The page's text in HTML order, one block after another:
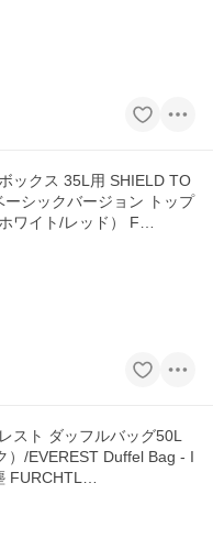
ックス 35L用 SHIELD TO
ーシックバージョン トップ
ワイト/レッド） F…
スト ダッフルバッグ50L
）/EVEREST Duffel Bag - I
FURCHTL…